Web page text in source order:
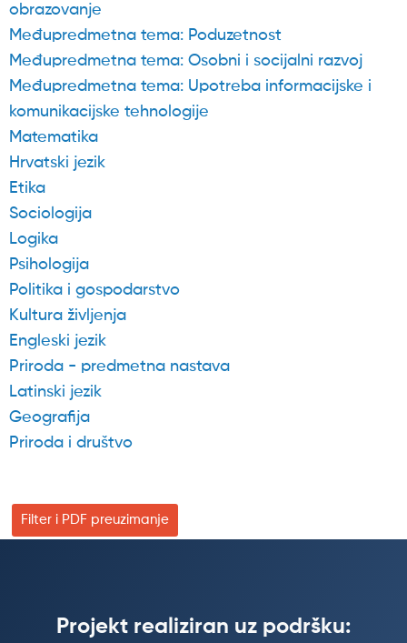
obrazovanje
Međupredmetna tema: Poduzetnost
Međupredmetna tema: Osobni i socijalni razvoj
Međupredmetna tema: Upotreba informacijske i
komunikacijske tehnologije
Matematika
Hrvatski jezik
Etika
Sociologija
Logika
Psihologija
Politika i gospodarstvo
Kultura življenja
Engleski jezik
Priroda - predmetna nastava
Latinski jezik
Geografija
Priroda i društvo
Filter i PDF preuzimanje
Projekt realiziran uz podršku: